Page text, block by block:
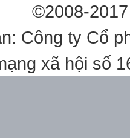
©2008-
Công ty Cổ
xã hội số